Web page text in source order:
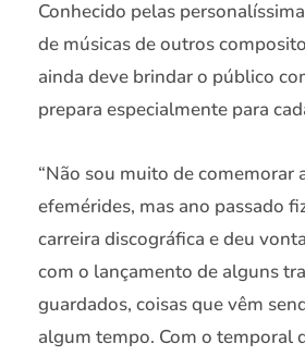
Conhecido pelas
de músicas de outros
ainda deve brindar o público
prepara especialmente para
“Não sou muito de comemorar
efemérides, mas ano passado
carreira discográfica e deu
com o lançamento de alguns
guardados, coisas que vêm
algum tempo. Com o temporal